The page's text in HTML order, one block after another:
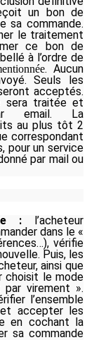
un bon de
sa commande.
le traitement
ce bon de
à l’ordre de
. Aucun
Seuls les
acceptés.
sera traitée et
email. La
au plus tôt 2
correspondant
pour un service
par mail ou
:l’acheteur
dans le «
vérifie
Puis, les
ainsi que
choisit le mode
virement ».
l’ensemble
et accepter les
en cochant la
sa commande